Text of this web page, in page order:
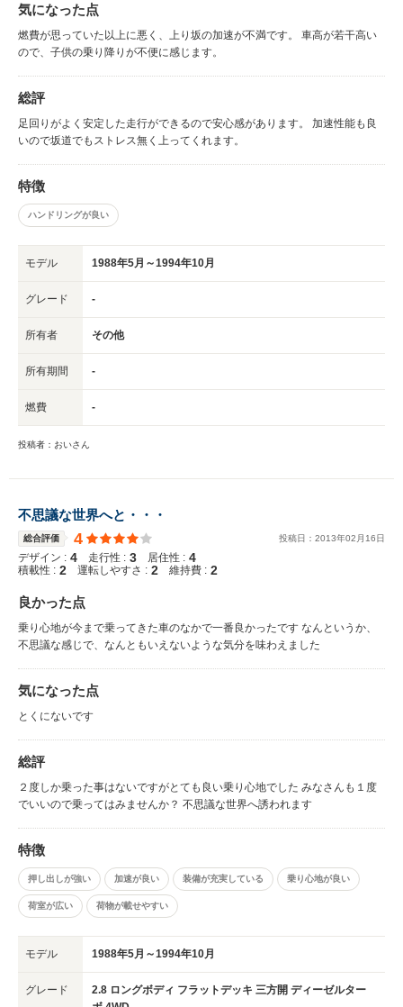
気になった点
燃費が思っていた以上に悪く、上り坂の加速が不満です。 車高が若干高い
ので、子供の乗り降りが不便に感じます。
総評
足回りがよく安定した走行ができるので安心感があります。 加速性能も良
いので坂道でもストレス無く上ってくれます。
特徴
ハンドリングが良い
モデル 1988年5月～1994年10月
グレード -
所有者 その他
所有期間 -
燃費 -
投稿者：おいさん
不思議な世界へと・・・
総合評価 4 投稿日： 2013年02 月 16日
デザイン : 4 走行性 : 3 居住性 : 4
積載性 : 2 運転しやすさ : 2 維持費 : 2
良かった点
乗り心地が今まで乗ってきた車のなかで一番良かったです なんというか、
不思議な感じで、なんともいえないような気分を味わえました
気になった点
とくにないです
総評
２度しか乗った事はないですがとても良い乗り心地でした みなさんも１度
でいいので乗ってはみませんか？ 不思議な世界へ誘われます
特徴
押し出しが強い 加速が良い 装備が充実している 乗り心地が良い
荷室が広い 荷物が載せやすい
モデル 1988年5月～1994年10月
グレード
2.8 ロングボディ フラットデッキ 三方開 ディーゼルター